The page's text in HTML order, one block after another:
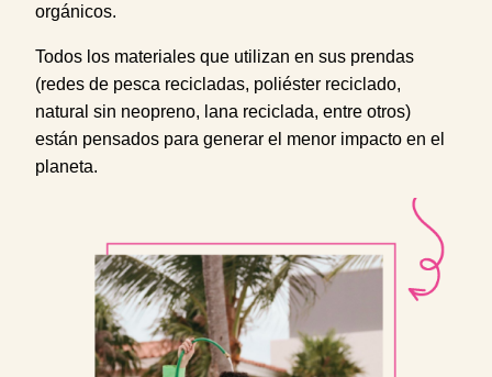
orgánicos.
Todos los materiales que utilizan en sus prendas
(redes de pesca recicladas, poliéster reciclado,
natural sin neopreno, lana reciclada, entre otros)
están pensados para generar el menor impacto en el
planeta.